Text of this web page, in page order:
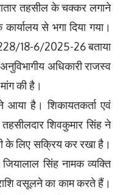
तहसील के चक्कर लगाने
से भगा दिया गया।
18-6/2025-26 बताया
अधिकारी राजस्व
की है।
है। शिकायतकर्ता एवं
शिवकुमार सिंह ने
के लिए सक्रिय कर रखा है।
सिंह नामक व्यक्ति
वसूलने का काम करते हैं।